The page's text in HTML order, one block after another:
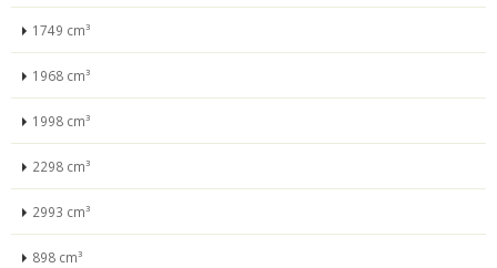
1749 cm³
1968 cm³
1998 cm³
2298 cm³
2993 cm³
898 cm³